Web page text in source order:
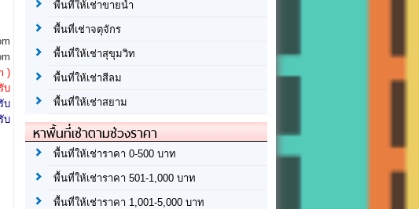
)
บ
บ
บ
พื้นที่ให้เช่าขายน้ำ
พื้นที่เช่าจตุจักร
พื้นที่ให้เช่าสุขุมวิท
พื้นที่ให้เช่าสีลม
พื้นที่ให้เช่าสยาม
หาพื้นที่เช่าตามช่วงราคา
พื้นที่ให้เช่าราคา 0-500 บาท
พื้นที่ให้เช่าราคา 501-1,000 บาท
พื้นที่ให้เช่าราคา 1,001-5,000 บาท